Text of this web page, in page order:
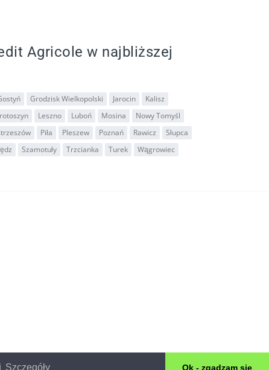
Szczegóły Ok - zgadzam się
Agricole w najbliższej
Grodzisk Wielkopolski Jarocin
Kalisz
Leszno Luboń Mosina
Nowy Tomyśl
Piła Pleszew Poznań Rawicz
Słupca
Szamotuły Trzcianka Turek
Wągrowiec